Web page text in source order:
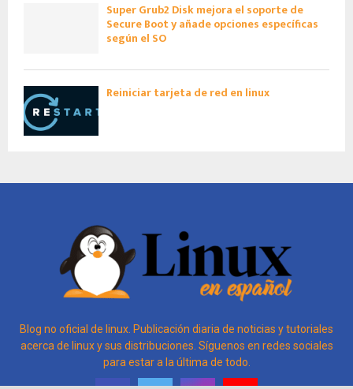
Super Grub2 Disk mejora el soporte de
Secure Boot y añade opciones específicas
según el SO
Reiniciar tarjeta de red en linux
Blog no oficial de linux. Publicación diaria de noticias y tutoriales
acerca de linux y sus distribuciones. Síguenos en redes sociales
para estar a la última de todo.